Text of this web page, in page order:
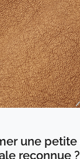
une
reconnue ?